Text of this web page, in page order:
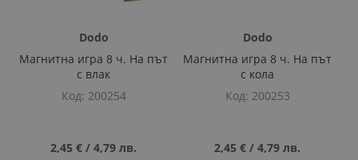
Dodo
Магнитна игра 8 ч. На път
с влак
Код 200254
2,45 € ‎/‎ 4,79 лв.
Dodo
Магнитна игра 8 ч. На път
с кола
Код 200253
2,45 € ‎/‎ 4,79 лв.